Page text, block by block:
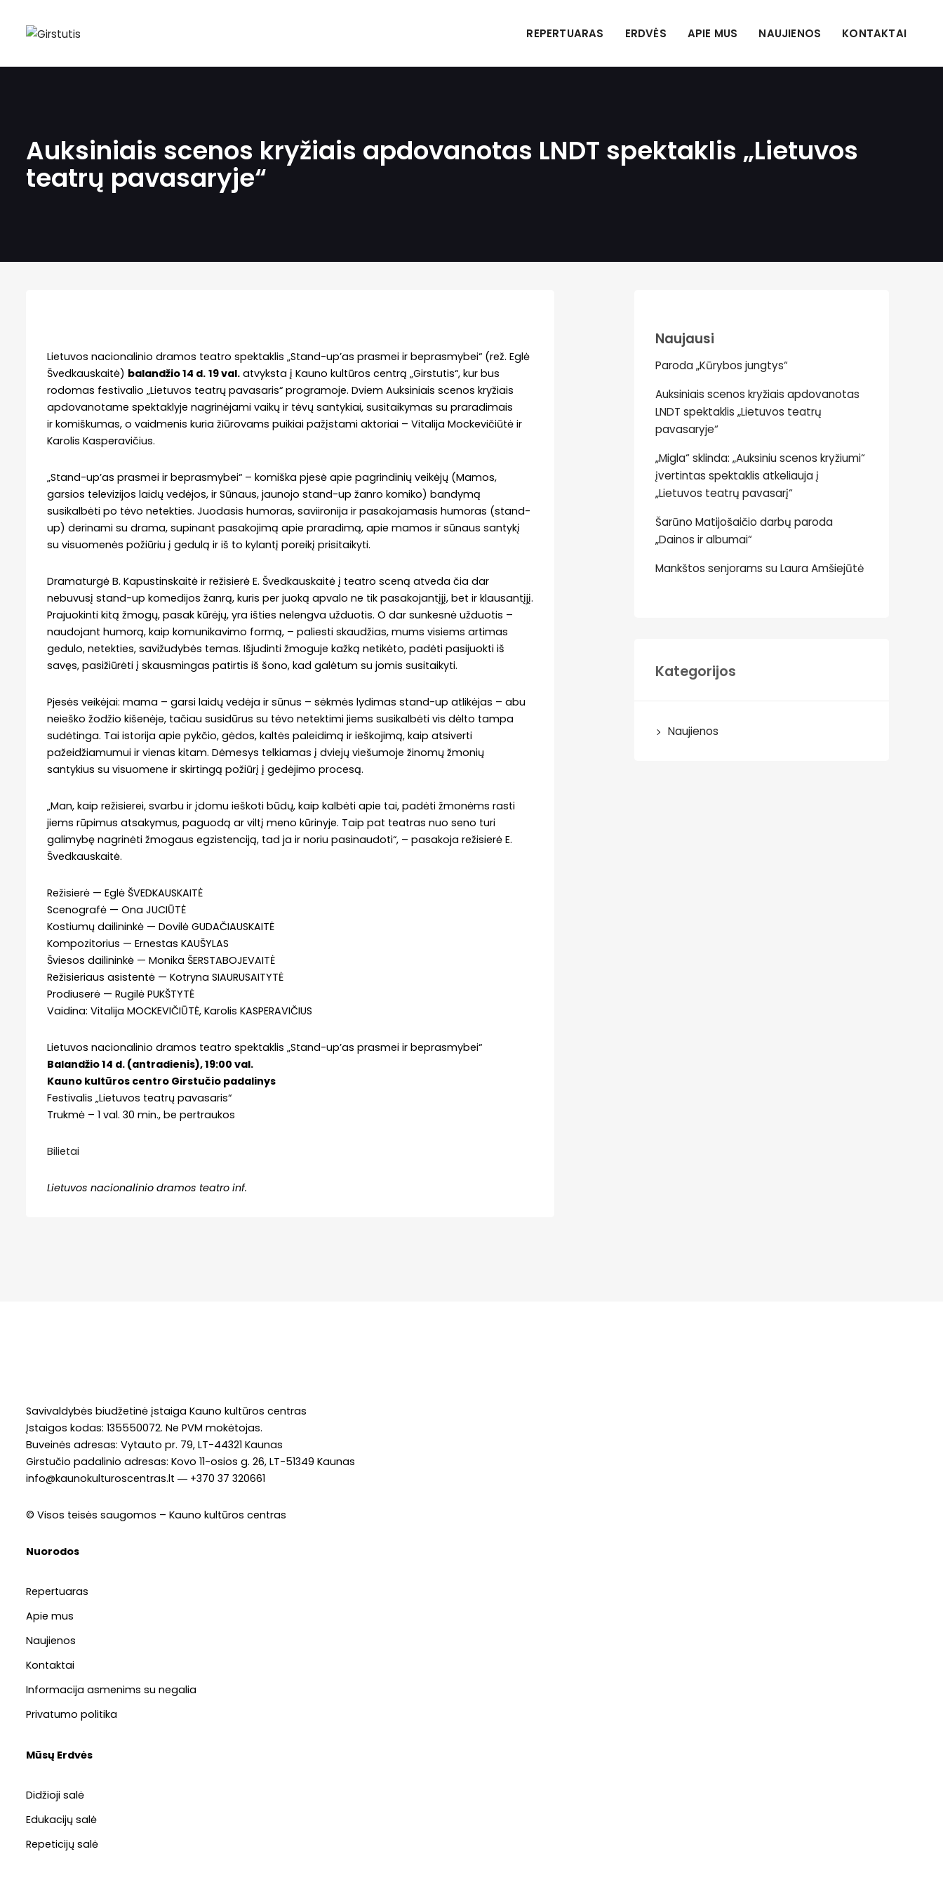
REPERTUARAS ERDVĖS APIE MUS NAUJIENOS KONTAKTAI
Auksiniais scenos kryžiais apdovanotas LNDT spektaklis „Lietuvos
teatrų pavasaryje“
Lietuvos nacionalinio dramos teatro spektaklis „Stand-up’as prasmei ir beprasmybei“ (rež. Eglė
Švedkauskaitė) balandžio 14 d. 19 val. atvyksta į Kauno kultūros centrą „Girstutis“, kur bus
rodomas festivalio „Lietuvos teatrų pavasaris“ programoje. Dviem Auksiniais scenos kryžiais
apdovanotame spektaklyje nagrinėjami vaikų ir tėvų santykiai, susitaikymas su praradimais
ir komiškumas, o vaidmenis kuria žiūrovams puikiai pažįstami aktoriai – Vitalija Mockevičiūtė ir
Karolis Kasperavičius.
„Stand-up’as prasmei ir beprasmybei“ – komiška pjesė apie pagrindinių veikėjų (Mamos,
garsios televizijos laidų vedėjos, ir Sūnaus, jaunojo stand-up žanro komiko) bandymą
susikalbėti po tėvo netekties. Juodasis humoras, saviironija ir pasakojamasis humoras (stand-
up) derinami su drama, supinant pasakojimą apie praradimą, apie mamos ir sūnaus santykį
su visuomenės požiūriu į gedulą ir iš to kylantį poreikį prisitaikyti.
Dramaturgė B. Kapustinskaitė ir režisierė E. Švedkauskaitė į teatro sceną atveda čia dar
nebuvusį stand-up komedijos žanrą, kuris per juoką apvalo ne tik pasakojantįjį, bet ir klausantįjį.
Prajuokinti kitą žmogų, pasak kūrėjų, yra išties nelengva užduotis. O dar sunkesnė užduotis –
naudojant humorą, kaip komunikavimo formą, – paliesti skaudžias, mums visiems artimas
gedulo, netekties, savižudybės temas. Išjudinti žmoguje kažką netikėto, padėti pasijuokti iš
savęs, pasižiūrėti į skausmingas patirtis iš šono, kad galėtum su jomis susitaikyti.
Pjesės veikėjai: mama – garsi laidų vedėja ir sūnus – sėkmės lydimas stand-up atlikėjas – abu
neieško žodžio kišenėje, tačiau susidūrus su tėvo netektimi jiems susikalbėti vis dėlto tampa
sudėtinga. Tai istorija apie pykčio, gėdos, kaltės paleidimą ir ieškojimą, kaip atsiverti
pažeidžiamumui ir vienas kitam. Dėmesys telkiamas į dviejų viešumoje žinomų žmonių
santykius su visuomene ir skirtingą požiūrį į gedėjimo procesą.
„Man, kaip režisierei, svarbu ir įdomu ieškoti būdų, kaip kalbėti apie tai, padėti žmonėms rasti
jiems rūpimus atsakymus, paguodą ar viltį meno kūrinyje. Taip pat teatras nuo seno turi
galimybę nagrinėti žmogaus egzistenciją, tad ja ir noriu pasinaudoti“, – pasakoja režisierė E.
Švedkauskaitė.
Režisierė — Eglė ŠVEDKAUSKAITĖ
Scenografė — Ona JUCIŪTĖ
Kostiumų dailininkė — Dovilė GUDAČIAUSKAITĖ
Kompozitorius — Ernestas KAUŠYLAS
Šviesos dailininkė — Monika ŠERSTABOJEVAITĖ
Režisieriaus asistentė — Kotryna SIAURUSAITYTĖ
Prodiuserė — Rugilė PUKŠTYTĖ
Vaidina: Vitalija MOCKEVIČIŪTĖ, Karolis KASPERAVIČIUS
Lietuvos nacionalinio dramos teatro spektaklis „Stand-up’as prasmei ir beprasmybei“
Balandžio 14 d. (antradienis), 19:00 val.
Kauno kultūros centro Girstučio padalinys
Festivalis „Lietuvos teatrų pavasaris“
Trukmė – 1 val. 30 min., be pertraukos
Bilietai
Lietuvos nacionalinio dramos teatro inf.
Naujausi
Paroda „Kūrybos jungtys“
Auksiniais scenos kryžiais apdovanotas
LNDT spektaklis „Lietuvos teatrų
pavasaryje“
„Migla“ sklinda: „Auksiniu scenos kryžiumi“
įvertintas spektaklis atkeliauja į
„Lietuvos teatrų pavasarį“
Šarūno Matijošaičio darbų paroda
„Dainos ir albumai“
Mankštos senjorams su Laura Amšiejūtė
Kategorijos
Naujienos
Savivaldybės biudžetinė įstaiga Kauno kultūros centras
Įstaigos kodas: 135550072. Ne PVM mokėtojas.
Buveinės adresas: Vytauto pr. 79, LT-44321 Kaunas
Girstučio padalinio adresas: Kovo 11-osios g. 26, LT-51349 Kaunas
info@kaunokulturoscentras.lt ― +370 37 320661
© Visos teisės saugomos – Kauno kultūros centras
Nuorodos
Repertuaras
Apie mus
Naujienos
Kontaktai
Informacija asmenims su negalia
Privatumo politika
Mūsų Erdvės
Didžioji salė
Edukacijų salė
Repeticijų salė